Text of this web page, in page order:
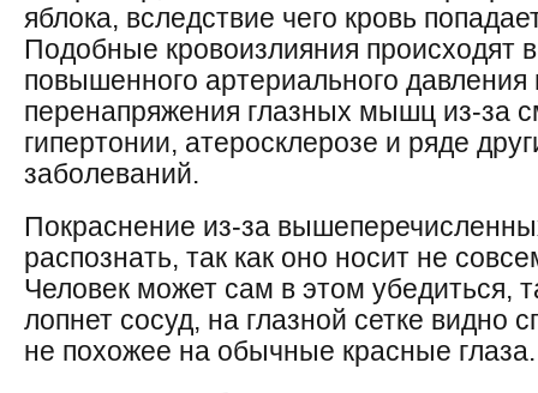
яблока, вследствие чего кровь
Подобные кровоизлияния происходят
повышенного артериального давления
перенапряжения глазных мышц из-за
гипертонии, атеросклерозе и ряде
заболеваний.
Покраснение из-за
распознать, так как оно носит не
Человек может сам в этом убедиться,
лопнет сосуд, на глазной сетке видно
не похожее на обычные красные глаза.